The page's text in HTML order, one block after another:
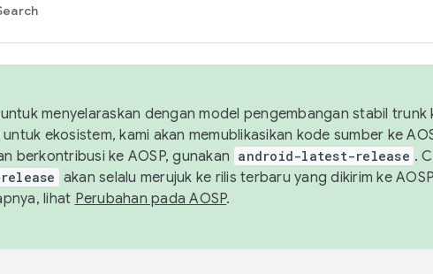
menyelaraskan dengan model pengembangan stabil trunk
ekosistem, kami akan memublikasikan kode sumber ke
berkontribusi ke AOSP, gunakan android-latest-release .
akan selalu merujuk ke rilis terbaru yang dikirim ke
lihat Perubahan pada AOSP.